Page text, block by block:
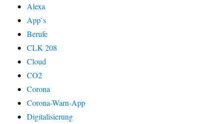
Alexa
App`s
Berufe
CLK 208
Cloud
CO2
Corona
Corona-Warn-App
Digitalisierung